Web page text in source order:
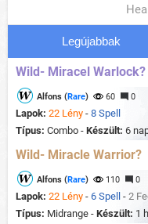
Legújabbak
Wild- Miracel Warlock?
Alfons (Rare) 60 0
Lapok: 22 Lény - 8 Spell
Típus: Combo - Készült: 6
Wild- Miracle Warrior?
Alfons (Rare) 110 0
Lapok: 22 Lény - 6 Spell - 2
Típus: Midrange - Készült: 1